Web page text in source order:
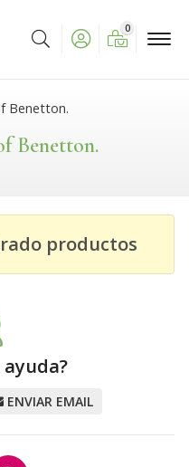
Buscar
0
Benetton.
Benetton.
productos
ENVIAR EMAIL